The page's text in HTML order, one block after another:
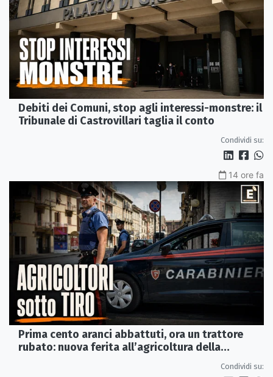
Debiti dei Comuni, stop agli interessi-monstre: il
Tribunale di Castrovillari taglia il conto
Condividi su:
14 ore fa
Prima cento aranci abbattuti, ora un trattore
rubato: nuova ferita all’agricoltura della
Condividi su: